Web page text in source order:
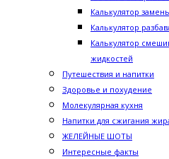
Калькулятор
Калькулятор
Калькулятор
жидкостей
Путешествия и напитки
Здоровье и похудение
Молекулярная кухня
Напитки для сжигания
ЖЕЛЕЙНЫЕ ШОТЫ
Интересные факты